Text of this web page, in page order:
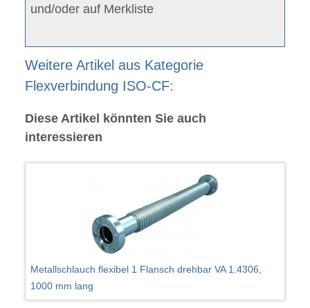
und/oder auf Merkliste
Weitere Artikel aus Kategorie
Flexverbindung ISO-CF:
Diese Artikel könnten Sie auch
interessieren
Metallschlauch flexibel 1 Flansch drehbar VA 1.4306,
1000 mm lang